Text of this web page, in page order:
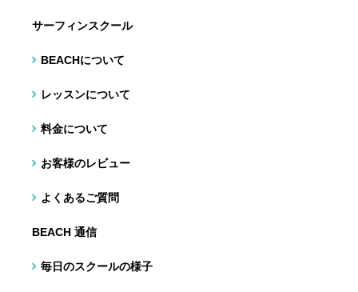
サーフィンスクール
BEACHについて
レッスンについて
料金について
お客様のレビュー
よくあるご質問
BEACH 通信
毎日のスクールの様子